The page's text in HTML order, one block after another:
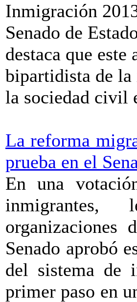
Inmigración
Senado de
destaca que
bipartidista de la
la sociedad civil
La reforma
prueba en el
En una
inmigrantes,
organizaciones
Senado aprobó
del sistema de
primer paso en